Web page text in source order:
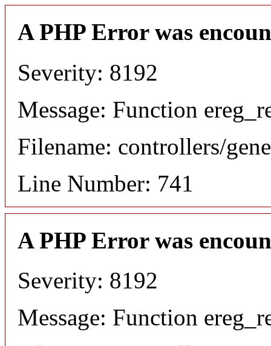
A PHP Error was
Severity: 8192
Message: Function
Filename: controllers/
Line Number: 741
A PHP Error was
Severity: 8192
Message: Function